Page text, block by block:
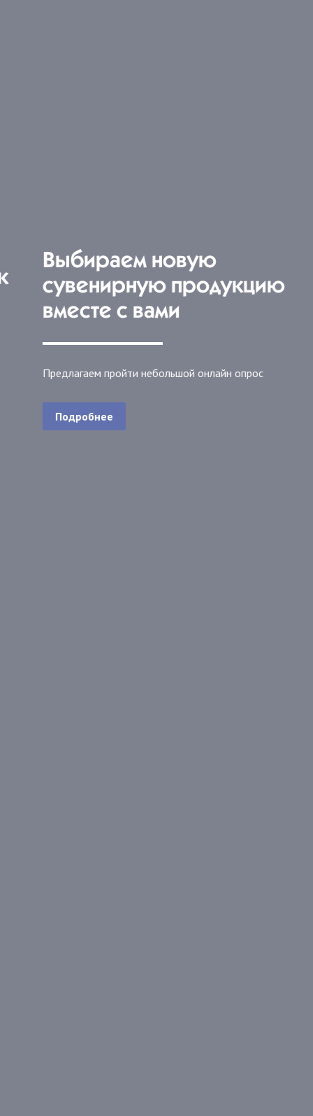
Выбираем новую
сувенирную продукцию
вместе с вами
Предлагаем пройти небольшой онлайн опрос
Подробнее